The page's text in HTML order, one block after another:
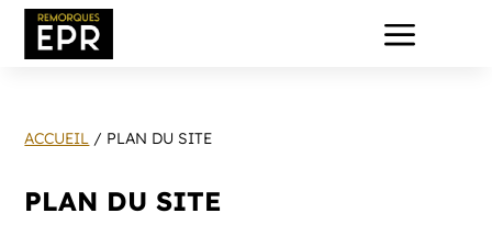
a
ACCUEIL / PLAN DU SITE
PLAN DU SITE